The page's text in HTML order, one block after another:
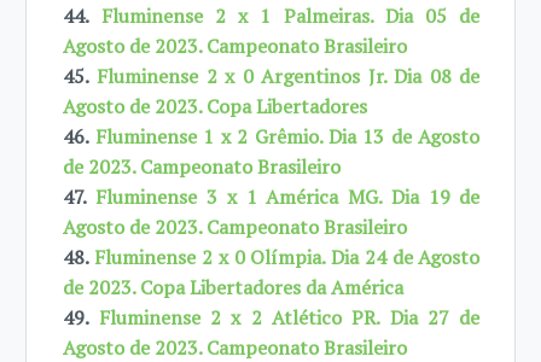
44. Fluminense 2 x 1 Palmeiras. Dia 05 de
Agosto de 2023. Campeonato Brasileiro
45. Fluminense 2 x 0 Argentinos Jr. Dia 08 de
Agosto de 2023. Copa Libertadores
46. Fluminense 1 x 2 Grêmio. Dia 13 de Agosto
de 2023. Campeonato Brasileiro
47. Fluminense 3 x 1 América MG. Dia 19 de
Agosto de 2023. Campeonato Brasileiro
48. Fluminense 2 x 0 Olímpia. Dia 24 de Agosto
de 2023. Copa Libertadores da América
49. Fluminense 2 x 2 Atlético PR. Dia 27 de
Agosto de 2023. Campeonato Brasileiro